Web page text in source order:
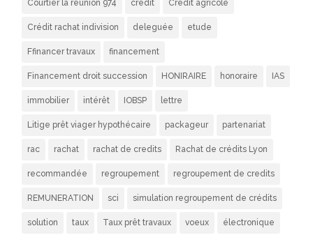
Courtier la réunion 974 credit Crédit agricole
Crédit rachat indivision deleguée etude
Ffinancer travaux financement
Financement droit succession HONIRAIRE honoraire IAS
immobilier intérêt IOBSP lettre
Litige prêt viager hypothécaire packageur partenariat
rac rachat rachat de credits Rachat de crédits Lyon
recommandée regroupement regroupement de credits
REMUNERATION sci simulation regroupement de crédits
solution taux Taux prêt travaux voeux électronique